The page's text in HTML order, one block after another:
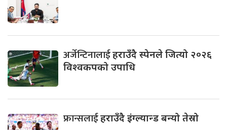
अर्जेन्टिनालाईहराउँदै स्पेनले जित्यो २०२६
विश्वकपको उपाधि
फ्रान्सलाईहराउँदै इंग्ल्यान्ड बन्यो तेस्रो